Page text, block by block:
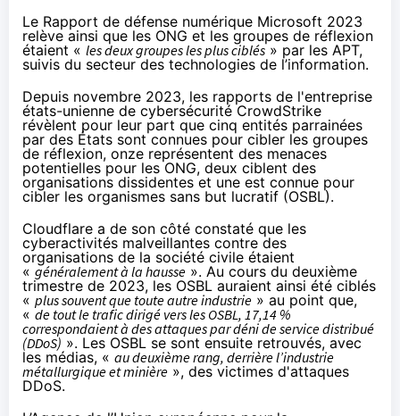
Le Rapport de défense numérique Microsoft 2023
relève ainsi que les ONG et les groupes de réflexion
étaient « les deux groupes les plus ciblés» par les APT,
suivis du secteur des technologies de l’information.
Depuis novembre 2023, les rapports de l'entreprise
états-unienne de cybersécurité CrowdStrike
révèlent pour leur part que cinq entités parrainées
par des États sont connues pour cibler les groupes
de réflexion, onze représentent des menaces
potentielles pour les ONG, deux ciblent des
organisations dissidentes et une est connue pour
cibler les organismes sans but lucratif (OSBL).
Cloudflare a de son côté constaté que les
cyberactivités malveillantes contre des
organisations de la société civile étaient
« généralement à la hausse ». Au cours du deuxième
trimestre de 2023, les OSBL auraient ainsi été ciblés
« plus souvent que toute autre industrie » au point que,
« de tout le trafic dirigé vers les OSBL, 17,14 %
correspondaient à des attaques par déni de service distribué
(DDoS) ». Les OSBL se sont ensuite retrouvés, avec
les médias, « au deuxième rang, derrière l’industrie
métallurgique et minière », des victimes d'attaques
DDoS.